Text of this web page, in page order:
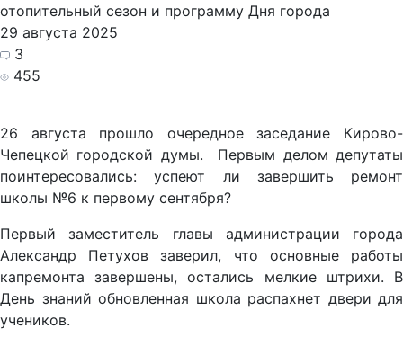
отопительный сезон и программу Дня города
29 августа 2025
3
455
26 августа прошло очередное заседание Кирово-
Чепецкой городской думы. Первым делом депутаты
поинтересовались: успеют ли завершить ремонт
школы №6 к первому сентября?
Первый заместитель главы администрации города
Александр Петухов заверил, что основные работы
капремонта завершены, остались мелкие штрихи. В
День знаний обновленная школа распахнет двери для
учеников.